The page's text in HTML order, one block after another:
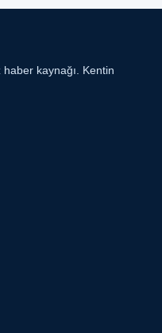
haber kaynağı. Kentin